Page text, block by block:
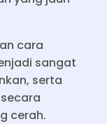
cara
sangat
serta
cerah.